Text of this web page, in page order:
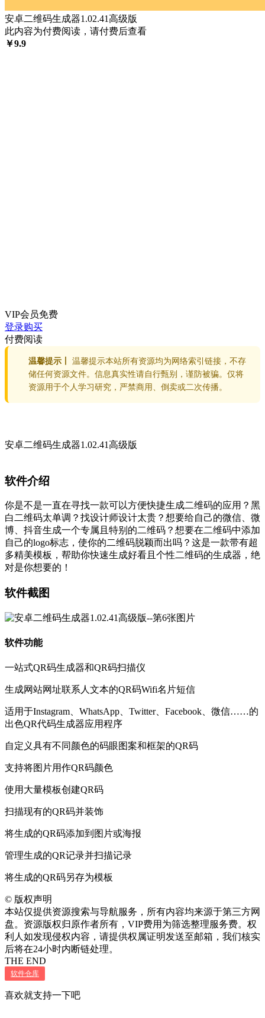
安卓二维码生成器1.02.41高级版
此内容为付费阅读，请付费后查看
￥9.9
VIP会员免费
登录购买
付费阅读
温馨提示丨
温馨提示本站所有资源均为网络索引链接，不存
储任何资源文件。信息真实性请自行甄别，谨防被骗。仅将
资源用于个人学习研究，严禁商用、倒卖或二次传播。
安卓二维码生成器1.02.41高级版
软件介绍
你是不是一直在寻找一款可以方便快捷生成二维码的应用？黑
白二维码太单调？找设计师设计太贵？想要给自己的微信、微
博、抖音生成一个专属且特别的二维码？想要在二维码中添加
自己的logo标志，使你的二维码脱颖而出吗？这是一款带有超
多精美模板，帮助你快速生成好看且个性二维码的生成器，绝
对是你想要的！
软件截图
软件功能
一站式QR码生成器和QR码扫描仪
生成网站网址联系人文本的QR码Wifi名片短信
适用于Instagram、WhatsApp、Twitter、Facebook、微信……的
出色QR代码生成器应用程序
自定义具有不同颜色的码眼图案和框架的QR码
支持将图片用作QR码颜色
使用大量模板创建QR码
扫描现有的QR码并装饰
将生成的QR码添加到图片或海报
管理生成的QR记录并扫描记录
将生成的QR码另存为模板
© 版权声明
本站仅提供资源搜索与导航服务，所有内容均来源于第三方网
盘。资源版权归原作者所有，VIP费用为筛选整理服务费。权
利人如发现侵权内容，请提供权属证明发送至邮箱，我们核实
后将在24小时内断链处理。
THE END
软件仓库
喜欢就支持一下吧